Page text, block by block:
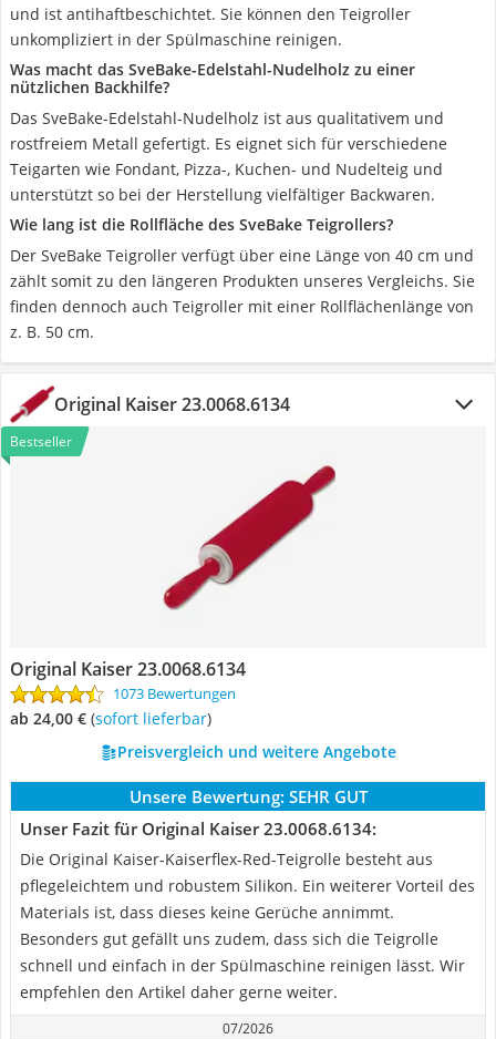
und ist antihaftbeschichtet. Sie können den Teigroller
unkompliziert in der Spülmaschine reinigen.
Was macht das SveBake-Edelstahl-Nudelholz zu einer
nützlichen Backhilfe?
Das SveBake-Edelstahl-Nudelholz ist aus qualitativem und
rostfreiem Metall gefertigt. Es eignet sich für verschiedene
Teigarten wie Fondant, Pizza-, Kuchen- und Nudelteig und
unterstützt so bei der Herstellung vielfältiger Backwaren.
Wie lang ist die Rollfläche des SveBake Teigrollers?
Der SveBake Teigroller verfügt über eine Länge von 40 cm und
zählt somit zu den längeren Produkten unseres Vergleichs. Sie
finden dennoch auch Teigroller mit einer Rollflächenlänge von
z. B. 50 cm.
Original Kaiser 23.0068.6134
Bestseller
Original Kaiser 23.0068.6134
1073 Bewertungen
ab 24,00 € ( Sofort lieferbar)
Preisvergleich und weitere Angebote
Unsere Bewertung: SEHR GUT
Unser Fazit für Original Kaiser 23.0068.6134:
Die Original Kaiser-Kaiserflex-Red-Teigrolle besteht aus
pflegeleichtem und robustem Silikon. Ein weiterer Vorteil des
Materials ist, dass dieses keine Gerüche annimmt.
Besonders gut gefällt uns zudem, dass sich die Teigrolle
schnell und einfach in der Spülmaschine reinigen lässt. Wir
empfehlen den Artikel daher gerne weiter.
07/2026